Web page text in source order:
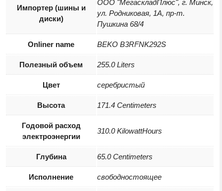
Импортер (шины и
диски)
ООО "МегаскладПлюс", г. Минск,
ул. Родниковая, 1А, пр-т.
Пушкина 68/4
Onliner name BEKO B3RFNK292S
Полезный объем 255.0 Liters
Цвет серебристый
Высота 171.4 Centimeters
Годовой расход
электроэнергии
310.0 KilowattHours
Глубина 65.0 Centimeters
Исполнение свободностоящее